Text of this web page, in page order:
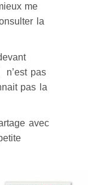
me
la
n’est pas
pas la
avec